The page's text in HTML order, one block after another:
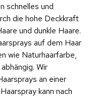
schnelles und
die hohe Deckkraft
und dunkle Haare.
auf dem Haar
wie Naturhaarfarbe,
Wir
an einer
kann nach